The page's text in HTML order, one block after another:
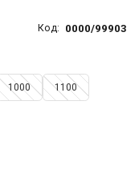
Код: 0000/99903
1000 1100